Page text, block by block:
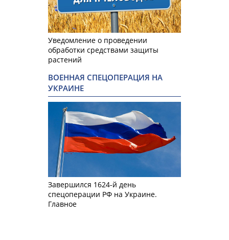
Уведомление о проведении
обработки средствами защиты
растений
ВОЕННАЯ СПЕЦОПЕРАЦИЯ НА
УКРАИНЕ
Завершился 1624-й день
спецоперации РФ на Украине.
Главное